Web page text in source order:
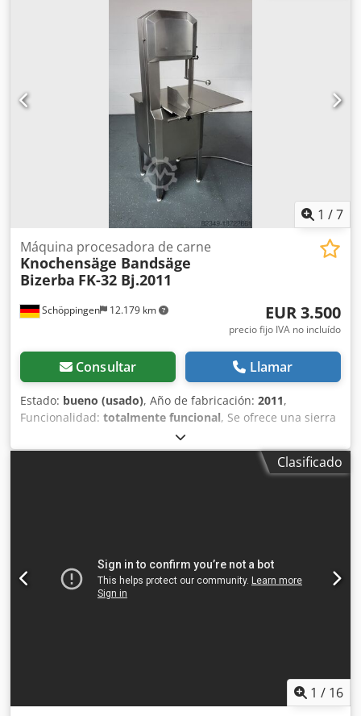
1 /7
Schöppingen 12.179 km
Máquina procesadora de carne
Knochensäge Bandsäge
Bizerba FK-32 Bj.2011
EUR 3.500
precio fijo IVA no incluído
Consultar Llamar
Estado: bueno (usado), Año de fabricación: 2011,
Funcionalidad: totalmente funcional, Se ofrece una sierra
de cinta para huesos Bizerba FK-32 Bj.2011 La máquina
está completamente funcional. Dkjdpfx Ahsv Npbqjlor Más
información bajo petición. ¡Pago en efectivo o porClasificado
1 / 16